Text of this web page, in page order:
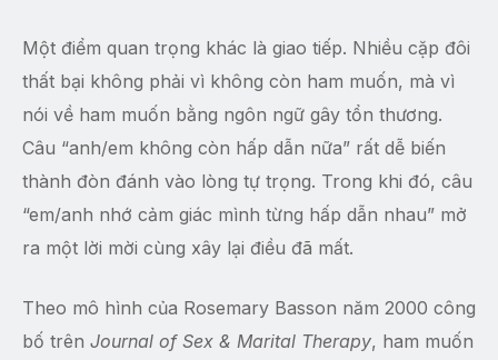
Một điểm quan trọng khác là giao tiếp. Nhiều cặp đôi
thất bại không phải vì không còn ham muốn, mà vì
nói về ham muốn bằng ngôn ngữ gây tổn thương.
Câu “anh/em không còn hấp dẫn nữa” rất dễ biến
thành đòn đánh vào lòng tự trọng. Trong khi đó, câu
“em/anh nhớ cảm giác mình từng hấp dẫn nhau” mở
ra một lời mời cùng xây lại điều đã mất.
Theo mô hình của Rosemary Basson năm 2000 công
bố trên Journal of Sex & Marital Therapy, ham muốn